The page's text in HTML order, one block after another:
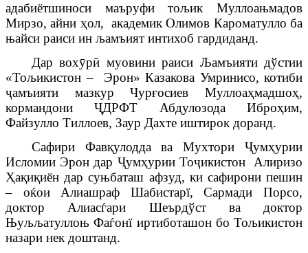
адабиётшиноси маъруфи тољик Муллоањмадов
Мирзо, айни ҳол, академик Олимов Кароматулло ба
њайси раиси ин љамъият интихоб гардиданд.
Дар вохӯрӣ муовини раиси Љамъияти дўстии
«Тољикистон – Эрон» Казакова Умринисо, котиби
ҷамъияти мазкур Чурғосиев Муллоаҳмадшоҳ,
кормандониҶДРФТ Абдулозода Иброҳим,
Файзулло Тиллоев, Заур Дахте иштирок доранд.
Сафири Фавқулодда ва МухториҶумҳурии
Исломии Эрон дар Ҷумҳурии Тоҷикистон Алиризо
Ҳақиқиён дар суњбаташ афзуд, ки сафирони пешин
– оќои Алиашраф Шабистарї, Сармади Порсо,
доктор Алиасѓари Шеърдўст ва доктор
Њуљљатуллоњ Фаѓонї иртиботашон бо Тољикистон
назари нек доштанд.